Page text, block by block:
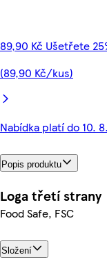
89,90 Kč Ušetřete
(89,90 Kč/kus)
Nabídka platí do 10.
Popis produktu
Loga třetí strany
Food Safe, FSC
Složení